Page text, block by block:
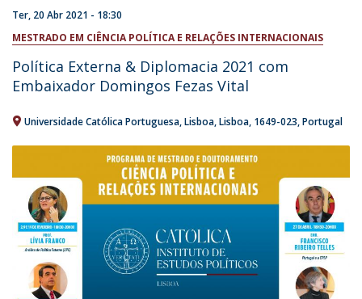
Ter, 20 Abr 2021 - 18:30
MESTRADO EM CIÊNCIA POLÍTICA E RELAÇÕES INTERNACIONAIS
Política Externa & Diplomacia 2021 com
Embaixador Domingos Fezas Vital
Universidade Católica Portuguesa Lisboa Lisboa 1649-023 Portugal